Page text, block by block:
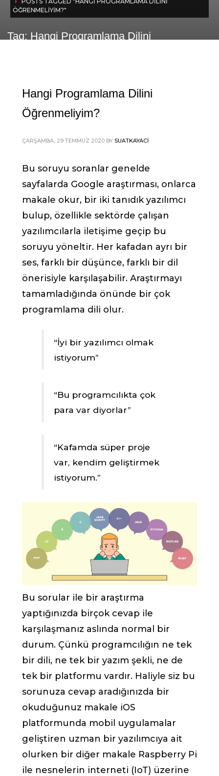
ÖĞRENMELIYIM?"
Tag: Hangi Programlama Dilini
Hangi Programlama Dilini
Öğrenmeliyim?
ÇARŞAMBA, 29 TEMMUZ 2020 BY SUATKAYACI
Bu soruyu soranlar genelde
sayfalarda Google araştırması, onlarca
makale okur, bir iki tanıdık yazılımcı
bulup, özellikle sektörde çalışan
yazılımcılarla iletişime geçip bu
soruyu yöneltir. Her kafadan ayrı bir
ses, farklı bir düşünce, farklı bir dil
önerisiyle karşılaşabilir. Araştırmayı
tamamladığında önünde bir çok
programlama dili olur.
“İyi bir yazılımcı olmak
istiyorum”
“Bu programcılıkta çok
para var diyorlar”
“Kafamda süper proje
var, kendim geliştirmek
istiyorum.”
Bu sorular ile bir araştırma
yaptığınızda birçok cevap ile
karşılaşmanız aslında normal bir
durum. Çünkü programcılığın ne tek
bir dili, ne tek bir yazım şekli, ne de
tek bir platformu vardır. Haliyle siz bu
sorunuza cevap aradığınızda bir
okuduğunuz makale iOS
platformunda mobil uygulamalar
geliştiren uzman bir yazılımcıya ait
olurken bir diğer makale Raspberry Pi
ile nesnelerin interneti (IoT) üzerine